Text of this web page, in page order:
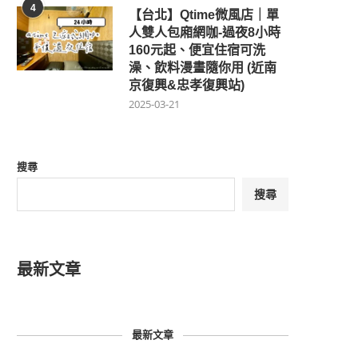
4
【台北】Qtime微風店｜單
人雙人包廂網咖-過夜8小時
160元起、便宜住宿可洗
澡、飲料漫畫隨你用 (近南
京復興&忠孝復興站)
2025-03-21
搜尋
搜尋
最新文章
最新文章